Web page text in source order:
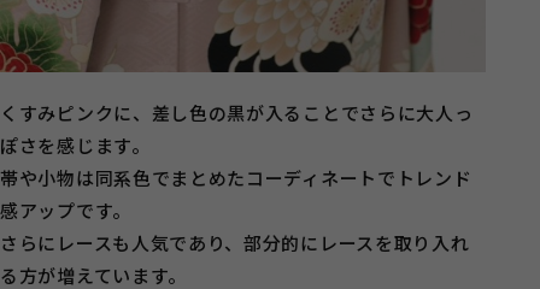
くすみピンクに、差し色の黒が入ることでさらに大人っ
ぽさを感じます。
帯や小物は同系色でまとめたコーディネートでトレンド
感アップです。
さらにレースも人気であり、部分的にレースを取り入れ
る方が増えています。